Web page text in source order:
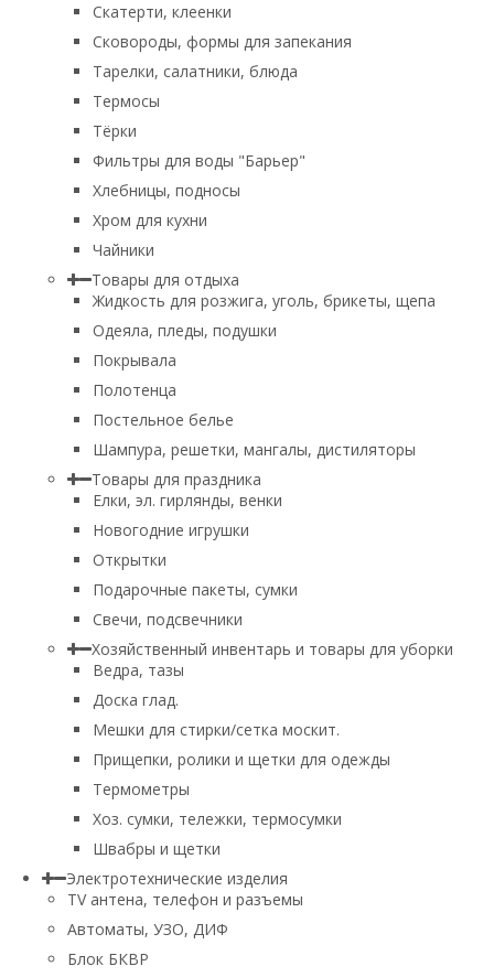
Скатерти, клеенки
Сковороды, формы для запекания
Тарелки, салатники, блюда
Термосы
Тёрки
Фильтры для воды "Барьер"
Хлебницы, подносы
Хром для кухни
Чайники
Товары для отдыха
Жидкость для розжига, уголь, брикеты, щепа
Одеяла, пледы, подушки
Покрывала
Полотенца
Постельное белье
Шампура, решетки, мангалы, дистиляторы
Товары для праздника
Елки, эл. гирлянды, венки
Новогодние игрушки
Открытки
Подарочные пакеты, сумки
Свечи, подсвечники
Хозяйственный инвентарь и товары для уборки
Ведра, тазы
Доска глад.
Мешки для стирки/сетка москит.
Прищепки, ролики и щетки для одежды
Термометры
Хоз. сумки, тележки, термосумки
Швабры и щетки
Электротехнические изделия
TV aнтена, телефон и разъемы
Автоматы, УЗО, ДИФ
Блок БКВР